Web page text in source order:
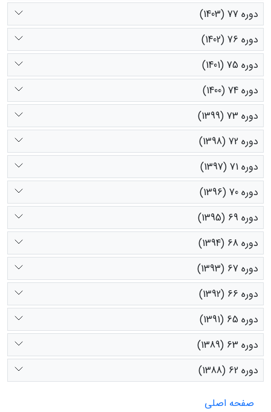
دوره 77 (1403)
دوره 76 (1402)
دوره 75 (1401)
دوره 74 (1400)
دوره 73 (1399)
دوره 72 (1398)
دوره 71 (1397)
دوره 70 (1396)
دوره 69 (1395)
دوره 68 (1394)
دوره 67 (1393)
دوره 66 (1392)
دوره 65 (1391)
دوره 63 (1389)
دوره 62 (1388)
صفحه اصلی